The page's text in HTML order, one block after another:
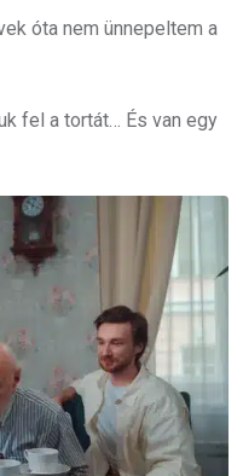
óta nem ünnepeltem a
fel a tortát… És van egy